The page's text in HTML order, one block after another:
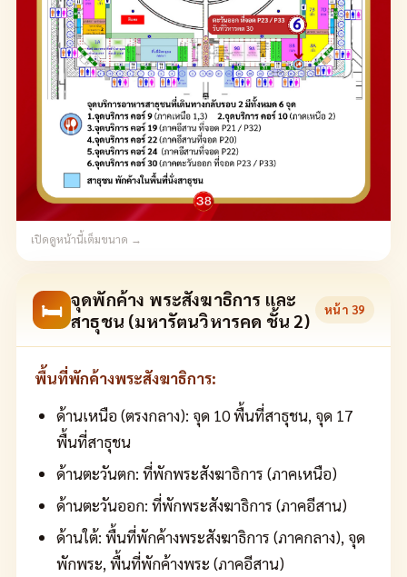
เปิดดูหน้านี้เต็มขนาด →
🛏 จุดพักค้าง พระสังฆาธิการ และ
สาธุชน (มหารัตนวิหารคด ชั้น 2)
หน้า 39
พื้นที่พักค้างพระสังฆาธิการ:
ด้านเหนือ (ตรงกลาง): จุด 10 พื้นที่สาธุชน, จุด 17
พื้นที่สาธุชน
ด้านตะวันตก: ที่พักพระสังฆาธิการ (ภาคเหนือ)
ด้านตะวันออก: ที่พักพระสังฆาธิการ (ภาคอีสาน)
ด้านใต้: พื้นที่พักค้างพระสังฆาธิการ (ภาคกลาง), จุด
พักพระ, พื้นที่พักค้างพระ (ภาคอีสาน)